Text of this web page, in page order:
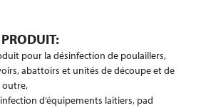
pour la désinfection de poulaillers,
abattoirs et unités de découpe et de
outre,
d’équipements laitiers, pad